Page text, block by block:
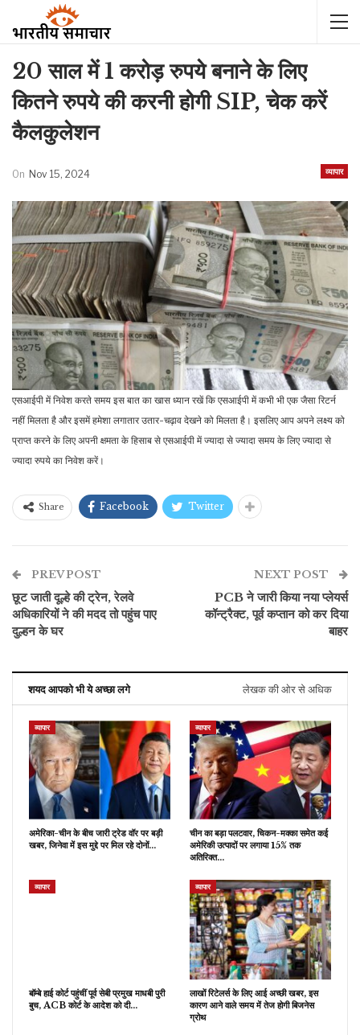
20 साल में 1 करोड़ रुपये बनाने के लिए
कितने रुपये की करनी होगी SIP, चेक करें
कैलकुलेशन
व्यापार
On Nov 15, 2024
एसआईपी में निवेश करते समय इस बात का खास ध्यान रखें कि एसआईपी में कभी भी एक जैसा रिटर्न
नहीं मिलता है और इसमें हमेशा लगातार उतार-चढ़ाव देखने को मिलता है। इसलिए आप अपने लक्ष्य को
प्राप्त करने के लिए अपनी क्षमता के हिसाब से एसआईपी में ज्यादा से ज्यादा समय के लिए ज्यादा से
ज्यादा रुपये का निवेश करें।
Share Facebook Twitter
PREV POST
छूट जाती दूल्हे की ट्रेन, रेलवे
अधिकारियों ने की मदद तो पहुंच पाए
दुल्हन के घर
NEXT POST
PCB ने जारी किया नया प्लेयर्स
कॉन्ट्रैक्ट, पूर्व कप्तान को कर दिया
बाहर
शयद आपको भी ये अच्छा लगे लेखक की ओर से अधिक
व्यापार
अमेरिका-चीन के बीच जारी ट्रेड वॉर पर बड़ी
खबर, जिनेवा में इस मुद्दे पर मिल रहे दोनों…
व्यापार
चीन का बड़ा पलटवार, चिकन-मक्का समेत कई
अमेरिकी उत्पादों पर लगाया 15% तक
अतिरिक्त…
व्यापार
बॉम्बे हाई कोर्ट पहुंचीं पूर्व सेबी प्रमुख माधबी पुरी
बुच, ACB कोर्ट के आदेश को दी…
व्यापार
लाखों रिटेलर्स के लिए आई अच्छी खबर, इस
कारण आने वाले समय में तेज होगी बिजनेस
ग्रोथ